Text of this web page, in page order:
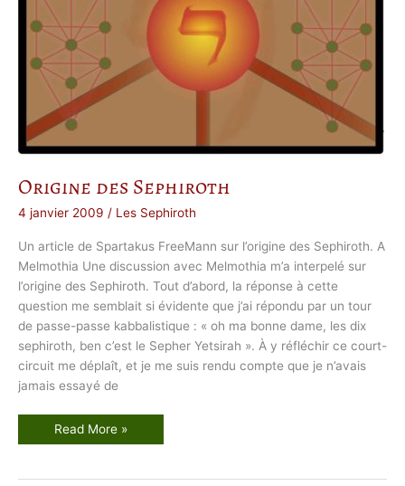
g
u
r
e
e
’
é
o
é
s
e
m
p
l
i
e
r
Origine des Sephiroth
4 janvier 2009 / Les Sephiroth
Un article de Spartakus FreeMann sur l’origine des Sephiroth. A
Melmothia Une discussion avec Melmothia m’a interpelé sur
l’origine des Sephiroth. Tout d’abord, la réponse à cette
question me semblait si évidente que j’ai répondu par un tour
de passe-passe kabbalistique : « oh ma bonne dame, les dix
sephiroth, ben c’est le Sepher Yetsirah ». À y réfléchir ce court-
circuit me déplaît, et je me suis rendu compte que je n’avais
jamais essayé de
O
Read More »